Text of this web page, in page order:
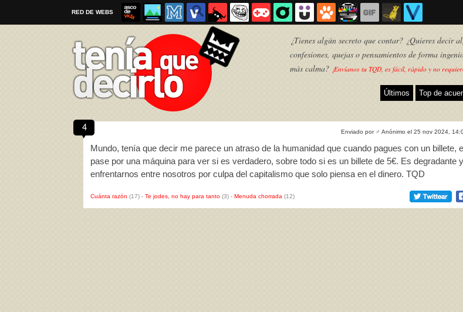
RED DE WEBS
¿Tienes algún secreto que contar? ¿Quieres decir
confesiones, quejas o pensamientos de forma
más calma? ¡Envíanos tu TQD, es fácil, rápido y no
Últimos Top de
4 Enviado por ♂ Anónimo el 25 nov 2024,
Mundo, tenía que decir me parece un atraso de la humanidad que cuando pagues con un billete,
pase por una máquina para ver si es verdadero, sobre todo si es un billete de 5€. Es degradante
enfrentarnos entre nosotros por culpa del capitalismo que solo piensa en el dinero. TQD
Cuánta razón (17) - Te jodes, no hay para tanto (3) - Menuda chorrada (12)